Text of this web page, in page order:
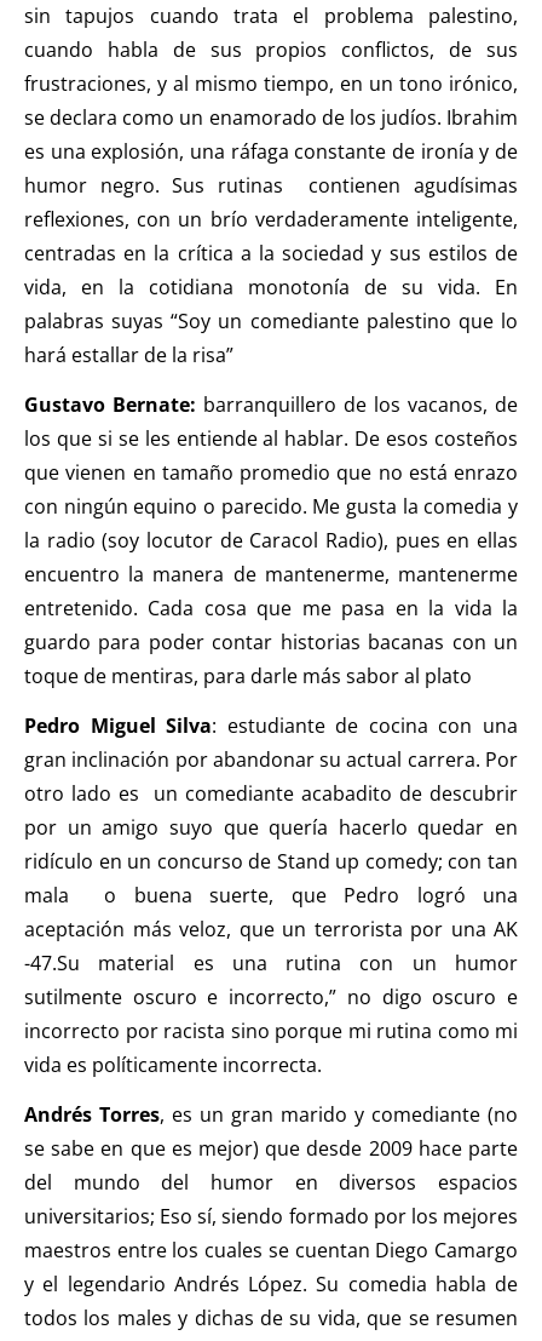
sin tapujos cuando trata el problema palestino,
cuando habla de sus propios conflictos, de sus
frustraciones, y al mismo tiempo, en un tono irónico,
se declara como un enamorado de los judíos. Ibrahim
es una explosión, una ráfaga constante de ironía y de
humor negro. Sus rutinas contienen agudísimas
reflexiones, con un brío verdaderamente inteligente,
centradas en la crítica a la sociedad y sus estilos de
vida, en la cotidiana monotonía de su vida. En
palabras suyas “Soy un comediante palestino que lo
hará estallar de la risa”
Gustavo Bernate: barranquillero de los vacanos, de
los que si se les entiende al hablar. De esos costeños
que vienen en tamaño promedio que no está enrazo
con ningún equino o parecido. Me gusta la comedia y
la radio (soy locutor de Caracol Radio), pues en ellas
encuentro la manera de mantenerme, mantenerme
entretenido. Cada cosa que me pasa en la vida la
guardo para poder contar historias bacanas con un
toque de mentiras, para darle más sabor al plato
Pedro Miguel Silva: estudiante de cocina con una
gran inclinación por abandonar su actual carrera. Por
otro lado es un comediante acabadito de descubrir
por un amigo suyo que quería hacerlo quedar en
ridículo en un concurso de Stand up comedy; con tan
mala o buena suerte, que Pedro logró una
aceptación más veloz, que un terrorista por una AK
-47.Su material es una rutina con un humor
sutilmente oscuro e incorrecto,” no digo oscuro e
incorrecto por racista sino porque mi rutina como mi
vida es políticamente incorrecta.
Andrés Torres, es un gran marido y comediante (no
se sabe en que es mejor) que desde 2009 hace parte
del mundo del humor en diversos espacios
universitarios; Eso sí, siendo formado por los mejores
maestros entre los cuales se cuentan Diego Camargo
y el legendario Andrés López. Su comedia habla de
todos los males y dichas de su vida, que se resumen